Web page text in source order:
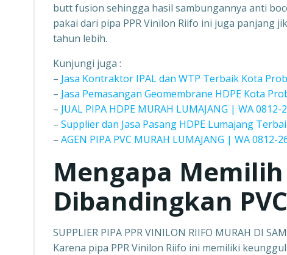
butt fusion sehingga hasil sambungannya anti
pakai dari pipa PPR Vinilon Riifo ini juga panjang
tahun lebih.
Kunjungi juga :
– Jasa Kontraktor IPAL dan WTP Terbaik Kota
– Jasa Pemasangan Geomembrane HDPE Kota
– JUAL PIPA HDPE MURAH LUMAJANG | WA 0812-
– Supplier dan Jasa Pasang HDPE Lumajang
– AGEN PIPA PVC MURAH LUMAJANG | WA 0812-
Mengapa Memilih
Dibandingkan
SUPPLIER PIPA PPR VINILON RIIFO MURAH DI
Karena pipa PPR Vinilon Riifo ini memiliki